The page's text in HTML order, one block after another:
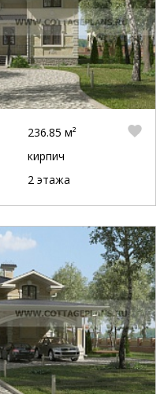
236.85 м²
кирпич
2 этажа